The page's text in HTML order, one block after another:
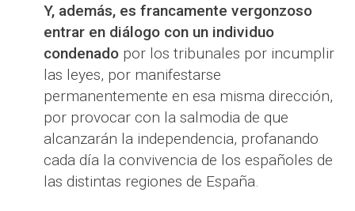
Y, además, es francamente vergonzoso
entrar en diálogo con un individuo
condenado por los tribunales por incumplir
las leyes, por manifestarse
permanentemente en esa misma dirección,
por provocar con la salmodia de que
alcanzarán la independencia, profanando
cada día la convivencia de los españoles de
las distintas regiones de España.